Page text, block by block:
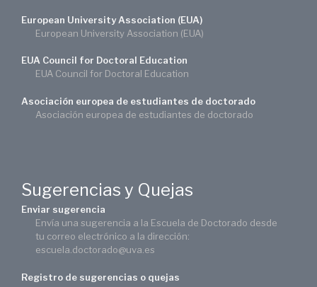
European University Association (EUA)
European University Association (EUA)
EUA Council for Doctoral Education
EUA Council for Doctoral Education
Asociación europea de estudiantes de doctorado
Asociación europea de estudiantes de doctorado
Sugerencias y Quejas
Enviar sugerencia
Envía una sugerencia a la Escuela de Doctorado desde
tu correo electrónico a la dirección:
escuela.doctorado@uva.es
Registro de sugerencias o quejas